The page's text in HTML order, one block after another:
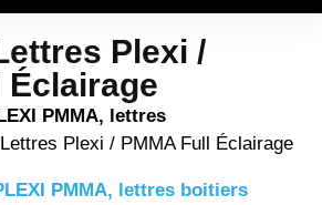
Plexi /
Éclairage
PMMA, lettres
Plexi / PMMA Full Éclairage
PMMA, lettres boitiers